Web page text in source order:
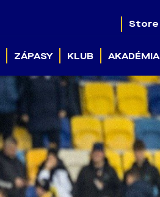
Store
ZÁPASY KLUB AKADÉMIA